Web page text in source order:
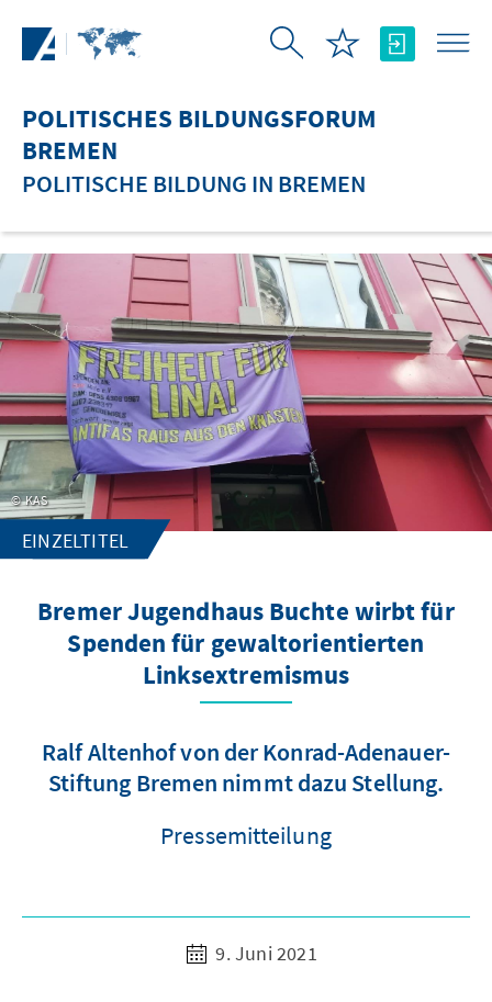
POLITISCHES BILDUNGSFORUM
BREMEN
POLITISCHE BILDUNG IN BREMEN
KAS
EINZELTITEL
Bremer Jugendhaus Buchte wirbt für
Spenden für gewaltorientierten
Linksextremismus
Ralf Altenhof von der Konrad-Adenauer-
Stiftung Bremen nimmt dazu Stellung.
Pressemitteilung
9. Juni 2021